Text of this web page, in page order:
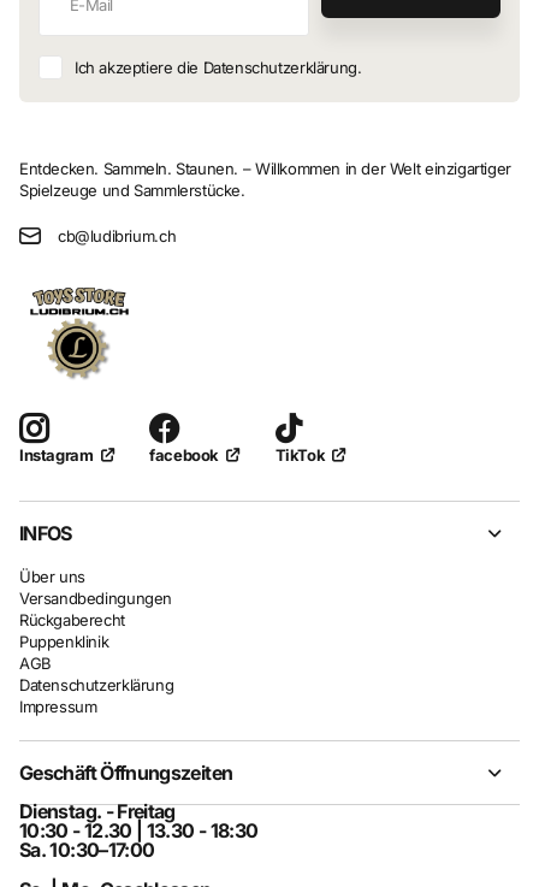
Ich akzeptiere die Datenschutzerklärung.
Entdecken. Sammeln. Staunen. – Willkommen in der Welt einzigartiger
Spielzeuge und Sammlerstücke.
cb@ludibrium.ch
Instagram facebook TikTok
INFOS
Über uns
Versandbedingungen
Rückgaberecht
Puppenklinik
AGB
Datenschutzerklärung
Impressum
Geschäft Öffnungszeiten
Dienstag. - Freitag
10:30 - 12.30 | 13.30 - 18:30
Sa. 10:30–17:00